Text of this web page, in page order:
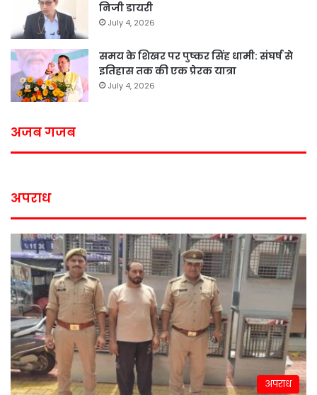
निजी डायरी
July 4, 2026
समय के शिखर पर पुष्कर सिंह धामी: संघर्ष से
इतिहास तक की एक प्रेरक यात्रा
July 4, 2026
अजब गजब
अपराध
अपराध